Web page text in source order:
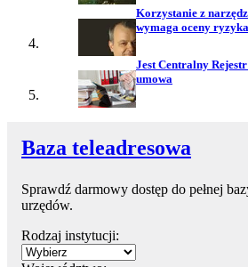
Korzystanie z
wymaga oceny ryzyka
Jest Centralny
umowa
Baza teleadresowa
Sprawdź darmowy dostęp do pełnej
urzędów.
Rodzaj instytucji: